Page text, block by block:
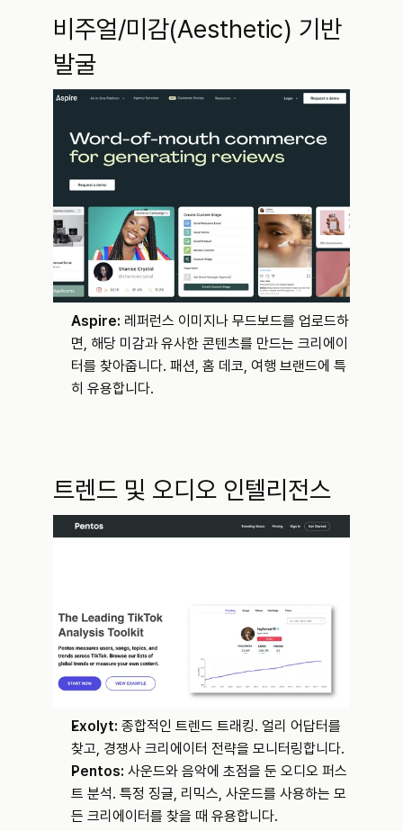
비주얼/미감(Aesthetic) 기반
발굴
Aspire: 레퍼런스 이미지나 무드보드를 업로드하
면, 해당 미감과 유사한 콘텐츠를 만드는 크리에이
터를 찾아줍니다. 패션, 홈 데코, 여행 브랜드에 특
히 유용합니다.
트렌드 및 오디오 인텔리전스
Exolyt: 종합적인 트렌드 트래킹. 얼리 어답터를
찾고, 경쟁사 크리에이터 전략을 모니터링합니다.
Pentos: 사운드와 음악에 초점을 둔 오디오 퍼스
트 분석. 특정 징글, 리믹스, 사운드를 사용하는 모
든 크리에이터를 찾을 때 유용합니다.